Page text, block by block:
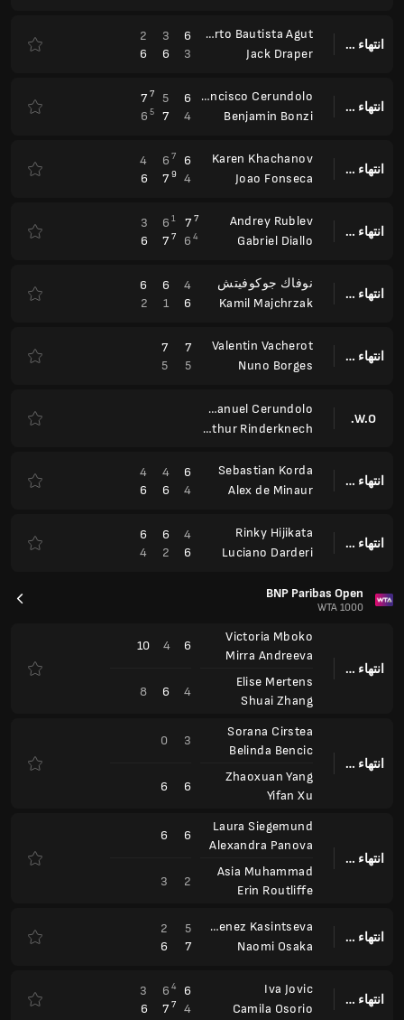
انتهاء وقت المباراة
Roberto Bautista Agut
Jack Draper
6
3
2
3
6
6
انتهاء وقت المباراة
Francisco Cerundolo
Benjamin Bonzi
6
5
7 7
4
7
6 5
انتهاء وقت المباراة
Karen Khachanov
Joao Fonseca
6
6 7
4
4
7 9
6
انتهاء وقت المباراة
Andrey Rublev
Gabriel Diallo
7 7
6 1
3
6 4
7 7
6
انتهاء وقت المباراة
نوفاك جوكوفيتش
Kamil Majchrzak
4
6
6
6
1
2
انتهاء وقت المباراة
Valentin Vacherot
Nuno Borges
7
7
5
5
W.O.
Juan Manuel Cerundolo
Arthur Rinderknech
انتهاء وقت المباراة
Sebastian Korda
Alex de Minaur
6
4
4
4
6
6
انتهاء وقت المباراة
Rinky Hijikata
Luciano Darderi
4
6
6
6
2
4
BNP Paribas Open
WTA 1000
انتهاء وقت المباراة
Victoria Mboko
Mirra Andreeva
Elise Mertens
Shuai Zhang
6
4
10
4
6
8
انتهاء وقت المباراة
Sorana Cirstea
Belinda Bencic
Zhaoxuan Yang
Yifan Xu
3
0
6
6
انتهاء وقت المباراة
Laura Siegemund
Alexandra Panova
Asia Muhammad
Erin Routliffe
6
6
2
3
انتهاء وقت المباراة
Victoria Jimenez Kasintseva
Naomi Osaka
5
2
7
6
انتهاء وقت المباراة
Iva Jovic
Camila Osorio
6
6 4
3
4
7 7
6